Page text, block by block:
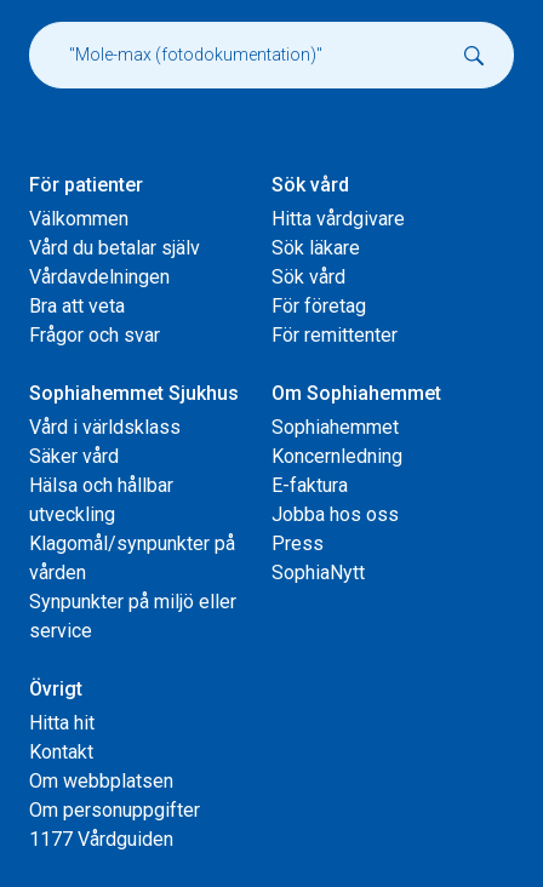
För patienter
Välkommen
Vård du betalar själv
Vårdavdelningen
Bra att veta
Frågor och svar
Sök vård
Hitta vårdgivare
Sök läkare
Sök vård
För företag
För remittenter
Sophiahemmet Sjukhus
Vård i världsklass
Säker vård
Hälsa och hållbar
utveckling
Klagomål/synpunkter på
vården
Synpunkter på miljö eller
service
Om Sophiahemmet
Sophiahemmet
Koncernledning
E-faktura
Jobba hos oss
Press
SophiaNytt
Övrigt
Hitta hit
Kontakt
Om webbplatsen
Om personuppgifter
1177 Vårdguiden